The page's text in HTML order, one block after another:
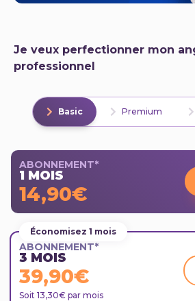
Je veux perfectionner mon
professionnel
Basic Premium
ABONNEMENT*
1 MOIS
14,90€
Économisez 1 mois
ABONNEMENT*
3 MOIS
39,90€
Soit 13,30€ par mois